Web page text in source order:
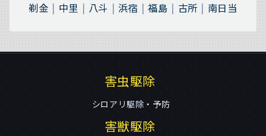
剃金
中里 八斗 浜宿 福島 古所 南日当
害虫駆除
シロアリ駆除・予防
害獣駆除